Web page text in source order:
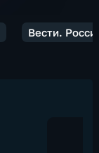
Вести.